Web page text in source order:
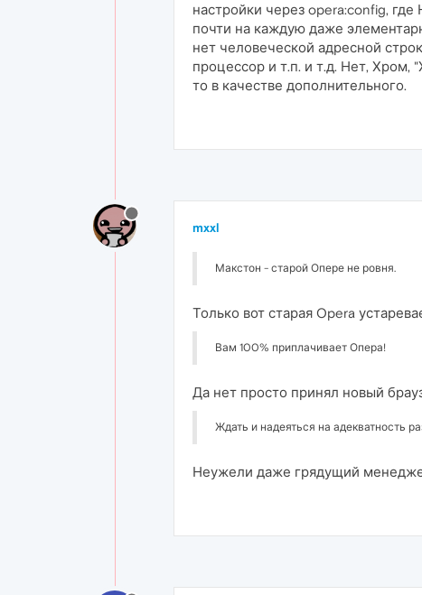
настройки через opera:config,
почти на каждую даже
нет человеческой адресной
процессор и т.п. и т.д. Нет, Хром,
то в качестве дополнительного.
mxxl
Макстон - старой Опере не ровня.
Только вот старая Opera
Вам 100% приплачивает Опера!
Да нет просто принял новый
Ждать и надеяться на адекватность
Неужели даже грядущий